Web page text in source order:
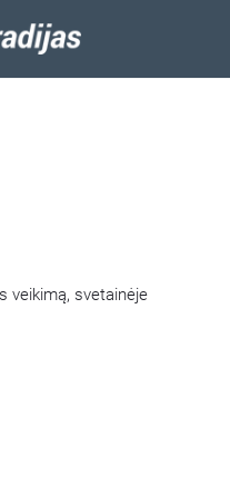
veikimą, svetainėje